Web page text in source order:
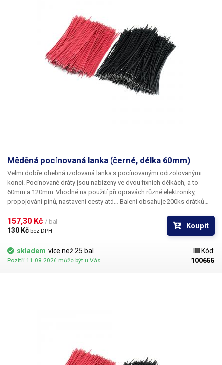
Měděná pocínovaná lanka (černé, délka 60mm)
Velmi dobře ohebná izolovaná lanka s pocínovanými odizolovanými
konci. Pocínované dráty jsou nabízeny ve dvou fixních délkách, a to
60mm a 120mm. Vhodné na použití při opravách různé elektroniky,
propojování pinů, nastavení cesty atd… Balení obsahuje 200ks drátků
157,30 Kč / bal
130 Kč bez DPH
Koupit
skladem více než 25 bal
Pozítří 11.08.2026 může být u Vás
Kód:
100655